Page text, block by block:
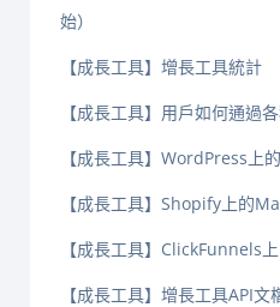
始）
【成長工具】增長工具統計
【成長工具】用戶如何通過
【成長工具】WordPress上
【成長工具】Shopify上的
【成長工具】ClickFunnels
【成長工具】增長工具API文